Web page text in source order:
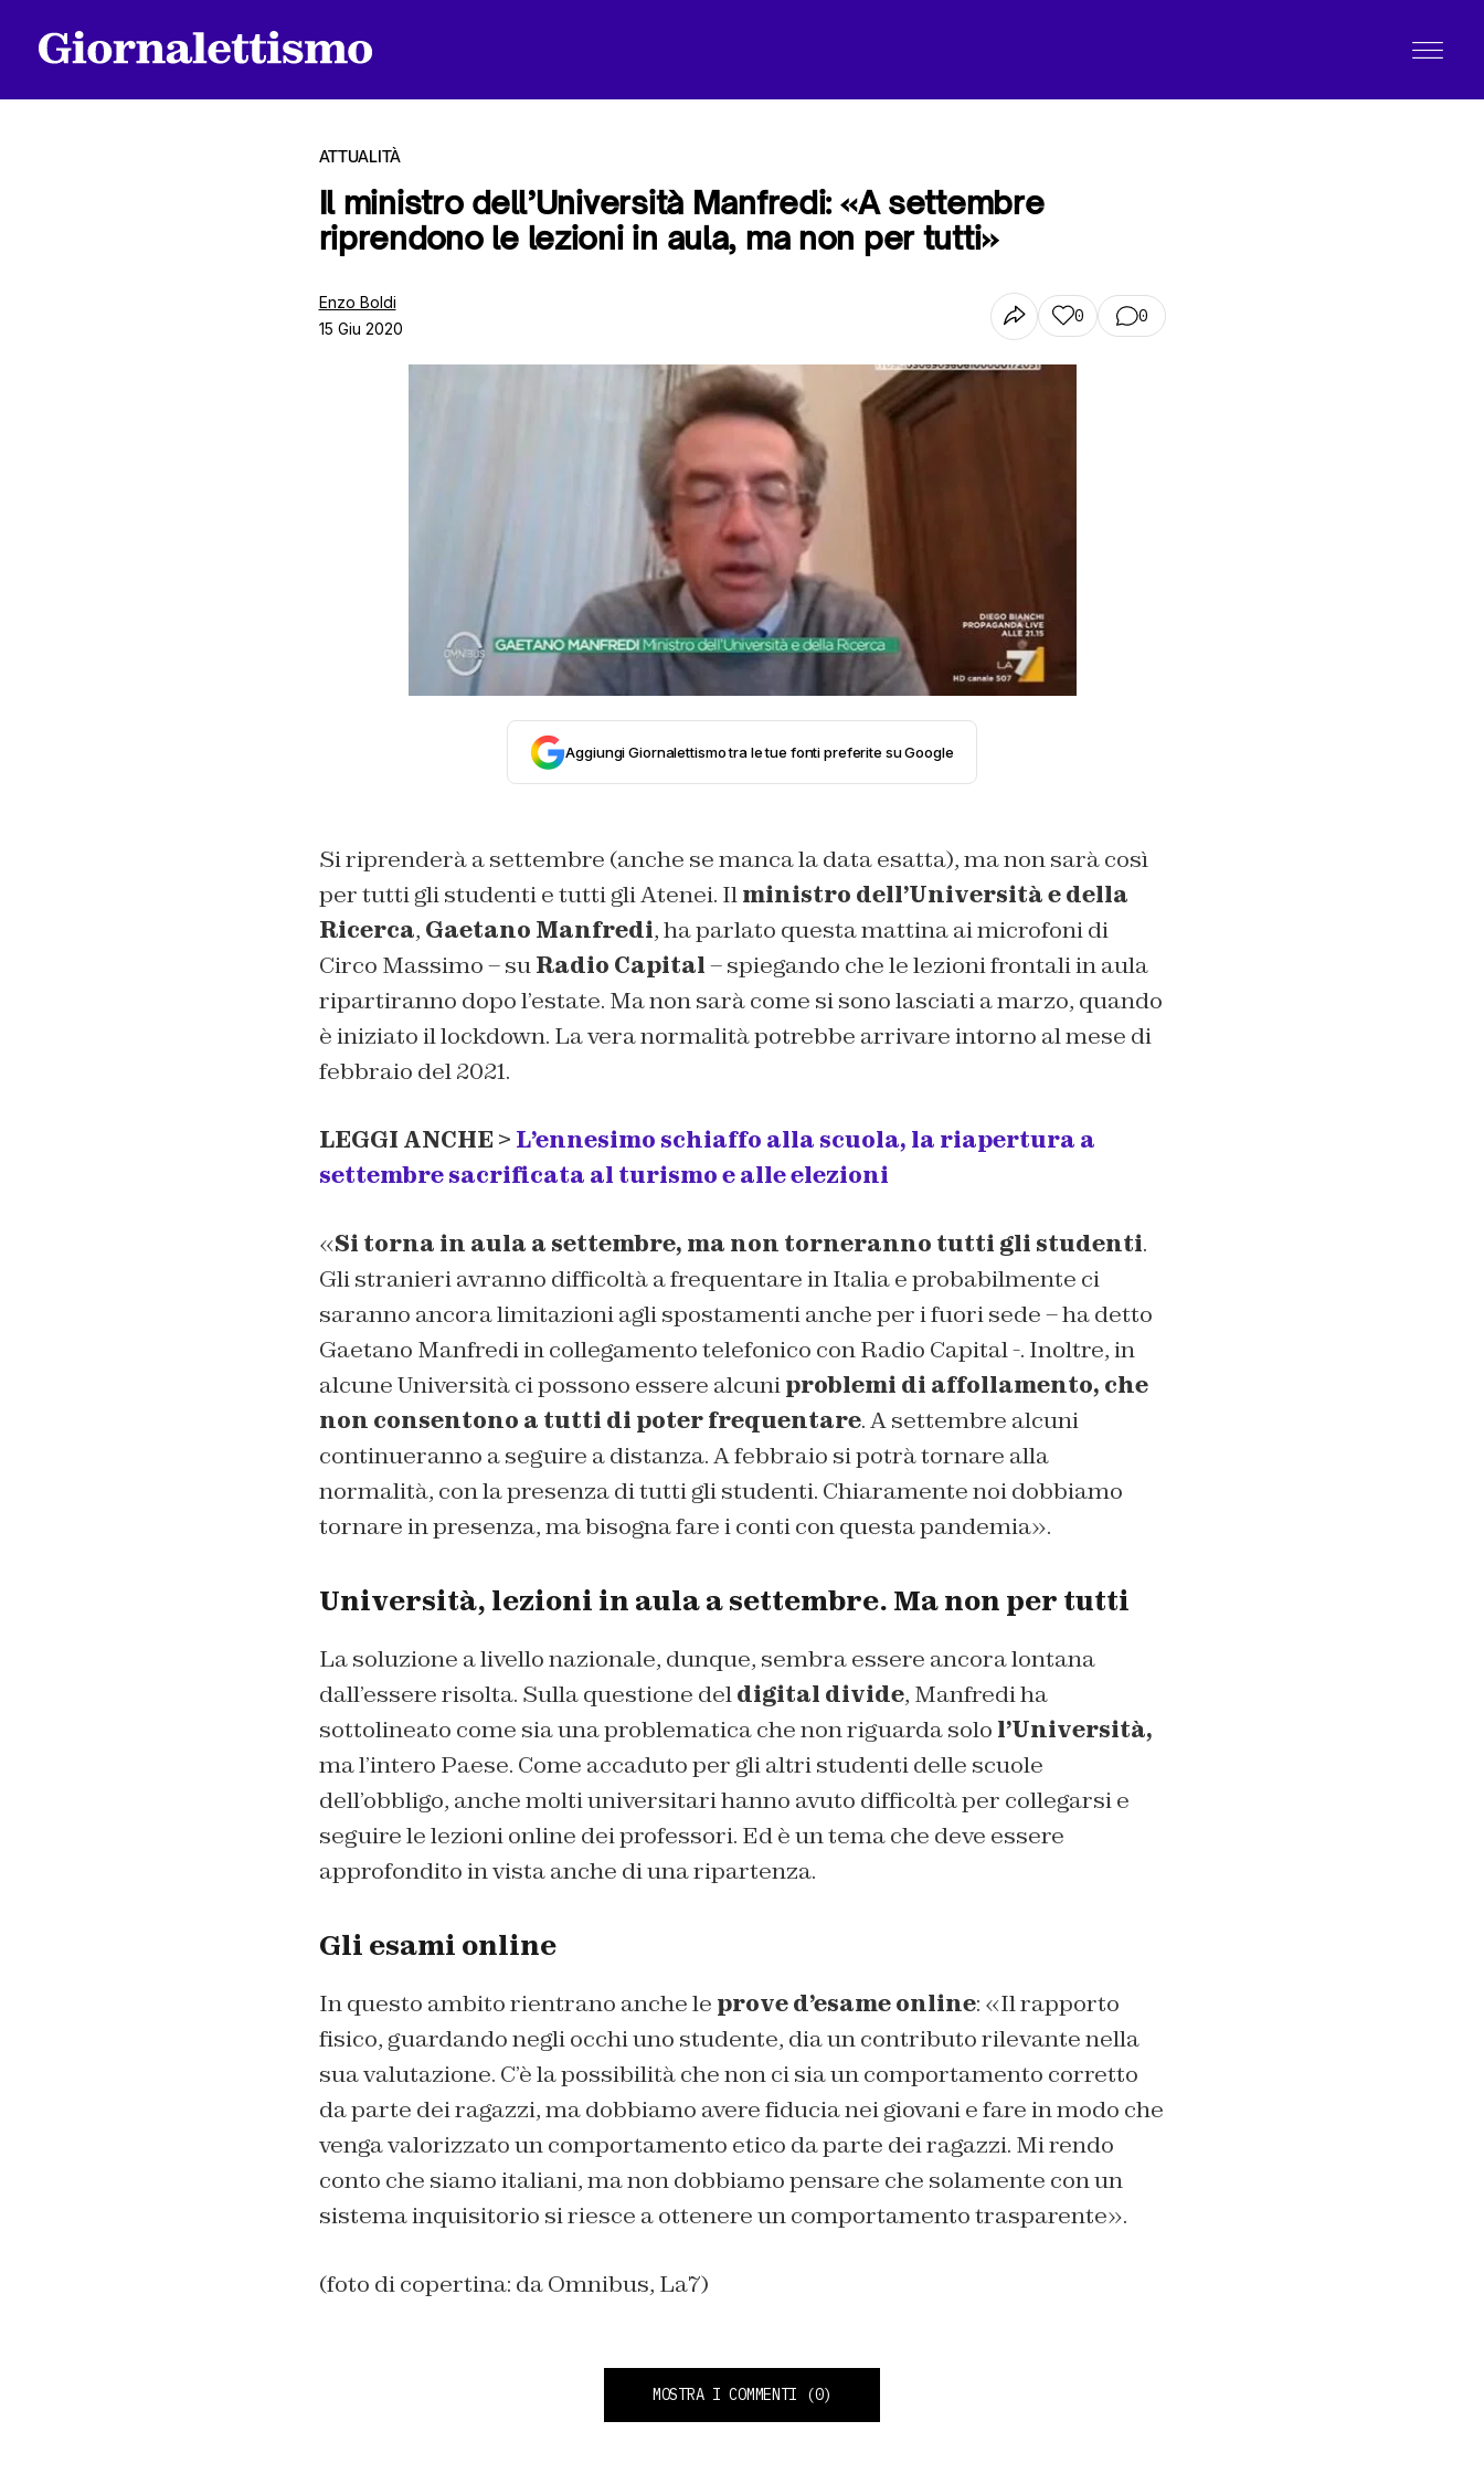
ATTUALITÀ
Il ministro dell’Università Manfredi: «A settembre
riprendono le lezioni in aula, ma non per tutti»
Enzo Boldi
15 Giu 2020
0 0
Aggiungi Giornalettismo tra le tue fonti preferite su Google
Si riprenderà a settembre (anche se manca la data esatta), ma non sarà così
per tutti gli studenti e tutti gli Atenei. Ilministro dell’Università e della
Ricerca, Gaetano Manfredi, ha parlato questa mattina ai microfoni di
Circo Massimo – suRadio Capital– spiegando che le lezioni frontali in aula
ripartiranno dopo l’estate. Ma non sarà come si sono lasciati a marzo, quando
è iniziato il lockdown. La vera normalità potrebbe arrivare intorno al mese di
febbraio del 2021.
LEGGI ANCHE > L’ennesimo schiaffo alla scuola, la riapertura a
settembre sacrificata al turismo e alle elezioni
«Si torna in aula a settembre, ma non torneranno tutti gli studenti.
Gli stranieri avranno difficoltà a frequentare in Italia e probabilmente ci
saranno ancora limitazioni agli spostamenti anche per i fuori sede – ha detto
Gaetano Manfredi in collegamento telefonico con Radio Capital -. Inoltre, in
alcune Università ci possono essere alcuniproblemi di affollamento, che
non consentono a tutti di poter frequentare. A settembre alcuni
continueranno a seguire a distanza. A febbraio si potrà tornare alla
normalità, con la presenza di tutti gli studenti. Chiaramente noi dobbiamo
tornare in presenza, ma bisogna fare i conti con questa pandemia».
Università, lezioni in aula a settembre. Ma non per tutti
La soluzione a livello nazionale, dunque, sembra essere ancora lontana
dall’essere risolta. Sulla questione deldigital divide, Manfredi ha
sottolineato come sia una problematica che non riguarda solo l’Università,
ma l’intero Paese. Come accaduto per gli altri studenti delle scuole
dell’obbligo, anche molti universitari hanno avuto difficoltà per collegarsi e
seguire le lezioni online dei professori. Ed è un tema che deve essere
approfondito in vista anche di una ripartenza.
Gli esami online
In questo ambito rientrano anche le prove d’esame online: «Il rapporto
fisico, guardando negli occhi uno studente, dia un contributo rilevante nella
sua valutazione. C’è la possibilità che non ci sia un comportamento corretto
da parte dei ragazzi, ma dobbiamo avere fiducia nei giovani e fare in modo che
venga valorizzato un comportamento etico da parte dei ragazzi. Mi rendo
conto che siamo italiani, ma non dobbiamo pensare che solamente con un
sistema inquisitorio si riesce a ottenere un comportamento trasparente».
(foto di copertina: da Omnibus, La7)
MOSTRA I COMMENTI (0)